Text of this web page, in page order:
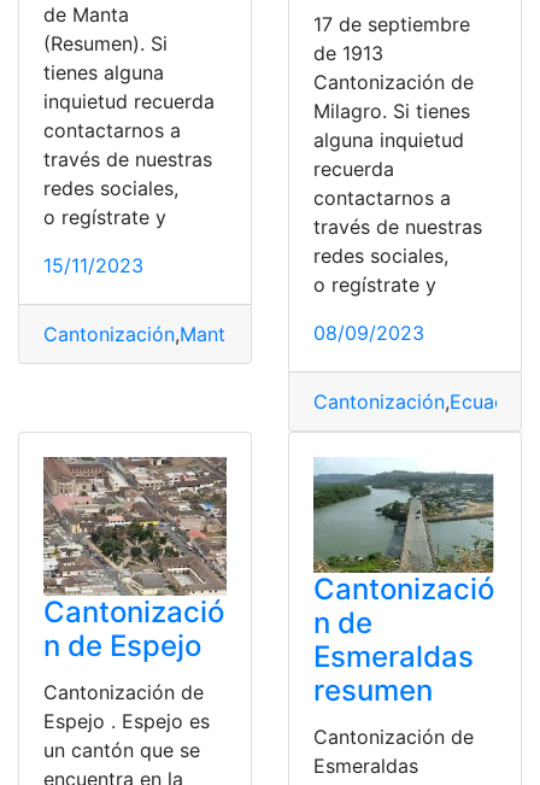
de Manta
(Resumen). Si
tienes alguna
inquietud recuerda
contactarnos a
través de nuestras
redes sociales,
o regístrate y
15/11/2023
Cantonización,Manta Noviembre,Personajes
17 de septiembre
de 1913
Cantonización de
Milagro. Si tienes
alguna inquietud
recuerda
contactarnos a
través de nuestras
redes sociales,
o regístrate y
08/09/2023
Cantonización,Ecuador
Cantonizació
n de Espejo
Cantonización de
Espejo . Espejo es
un cantón que se
encuentra en la
Cantonizació
n de
Esmeraldas
resumen
Cantonización de
Esmeraldas